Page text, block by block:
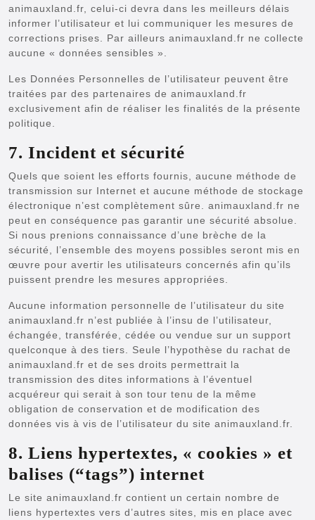
animauxland.fr, celui-ci devra dans les meilleurs délais
informer l’utilisateur et lui communiquer les mesures de
corrections prises. Par ailleurs animauxland.fr ne collecte
aucune « données sensibles ».
Les Données Personnelles de l’utilisateur peuvent être
traitées par des partenaires de animauxland.fr
exclusivement afin de réaliser les finalités de la présente
politique.
7. Incident et sécurité
Quels que soient les efforts fournis, aucune méthode de
transmission sur Internet et aucune méthode de stockage
électronique n’est complètement sûre. animauxland.fr ne
peut en conséquence pas garantir une sécurité absolue.
Si nous prenions connaissance d’une brèche de la
sécurité, l’ensemble des moyens possibles seront mis en
œuvre pour avertir les utilisateurs concernés afin qu’ils
puissent prendre les mesures appropriées.
Aucune information personnelle de l’utilisateur du site
animauxland.fr n’est publiée à l’insu de l’utilisateur,
échangée, transférée, cédée ou vendue sur un support
quelconque à des tiers. Seule l’hypothèse du rachat de
animauxland.fr et de ses droits permettrait la
transmission des dites informations à l’éventuel
acquéreur qui serait à son tour tenu de la même
obligation de conservation et de modification des
données vis à vis de l’utilisateur du site animauxland.fr.
8. Liens hypertextes, « cookies » et
balises (“tags”) internet
Le site animauxland.fr contient un certain nombre de
liens hypertextes vers d’autres sites, mis en place avec